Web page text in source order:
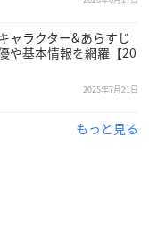
ャラクター&あらすじ
や基本情報を網羅【20
2025年7月21日
もっと見る